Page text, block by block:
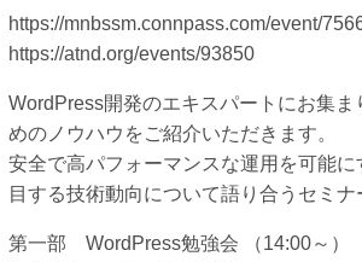
https://mnbssm.connpass.com/event/
https://atnd.org/events/93850
WordPress開発のエキスパートにお集
めのノウハウをご紹介いただきます。
安全で高パフォーマンスな運用を可能
目する技術動向について語り合うセミ
第一部 WordPress勉強会 （14:00～）